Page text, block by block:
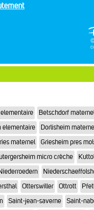
Betschdorf
elementaire Dorlisheim
maternel Griesheim pres
micro crèche
Otterswiller Ottrott
Saint-jean-saverne Saint-